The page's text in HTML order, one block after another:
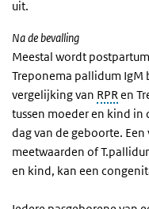
uit.
Na de bevalling
Meestal wordt
Treponema pallidum IgM
vergelijking van RPRen
tussen moeder en kind
dag van de geboorte.
meetwaarden of
en kind, kan een